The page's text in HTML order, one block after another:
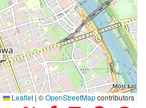
Leaflet | ©OpenStreetMapcontributors